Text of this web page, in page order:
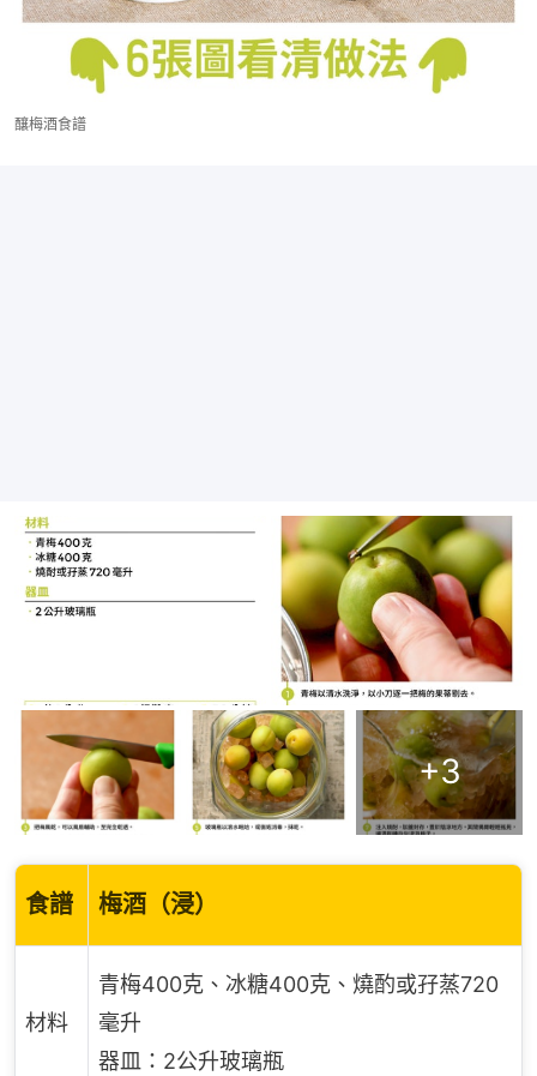
釀梅酒食譜
+3
食譜 梅酒（浸）
材料
青梅400克、冰糖400克、燒酌或孖蒸720
毫升
器皿：2公升玻璃瓶